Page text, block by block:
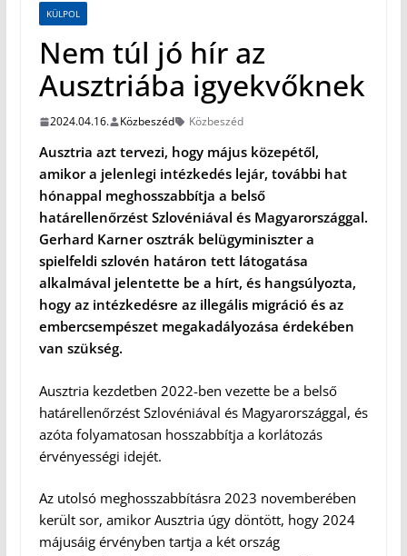
KÜLPOL
Nem túl jó hír az
Ausztriába igyekvőknek
2024.04.16. Közbeszéd Közbeszéd
Ausztria azt tervezi, hogy május közepétől,
amikor a jelenlegi intézkedés lejár, további hat
hónappal meghosszabbítja a belső
határellenőrzést Szlovéniával és Magyarországgal.
Gerhard Karner osztrák belügyminiszter a
spielfeldi szlovén határon tett látogatása
alkalmával jelentette be a hírt, és hangsúlyozta,
hogy az intézkedésre az illegális migráció és az
embercsempészet megakadályozása érdekében
van szükség.
Ausztria kezdetben 2022-ben vezette be a belső
határellenőrzést Szlovéniával és Magyarországgal, és
azóta folyamatosan hosszabbítja a korlátozás
érvényességi idejét.
Az utolsó meghosszabbításra 2023 novemberében
került sor, amikor Ausztria úgy döntött, hogy 2024
májusáig érvényben tartja a két ország